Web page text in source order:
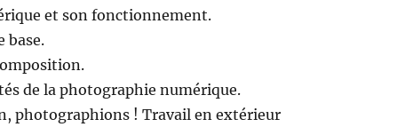
et son fonctionnement.
base.
de la photographie numérique.
photographions ! Travail en extérieur